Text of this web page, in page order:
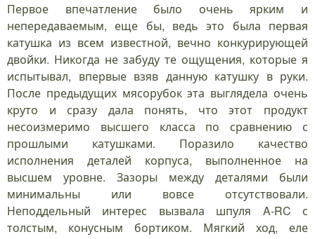
Первое впечатление было очень ярким и
непередаваемым, еще бы, ведь это была первая
катушка из всем известной, вечно конкурирующей
двойки. Никогда не забуду те ощущения, которые я
испытывал, впервые взяв данную катушку в руки.
После предыдущих мясорубок эта выглядела очень
круто и сразу дала понять, что этот продукт
несоизмеримо высшего класса по сравнению с
прошлыми катушками. Поразило качество
исполнения деталей корпуса, выполненное на
высшем уровне. Зазоры между деталями были
минимальны или вовсе отсутствовали.
Неподдельный интерес вызвала шпуля A-RC с
толстым, конусным бортиком. Мягкий ход, еле